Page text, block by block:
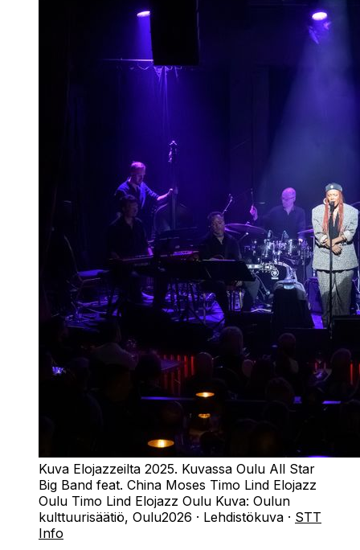
Kuva Elojazzeilta 2025. Kuvassa Oulu All Star
Big Band feat. China Moses Timo Lind Elojazz
Oulu Timo Lind Elojazz Oulu Kuva: Oulun
kulttuurisäätiö, Oulu2026 · Lehdistökuva · STT
Info